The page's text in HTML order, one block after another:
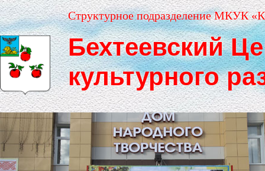
Структурное подразделение МКУК
Бехтеевский
культурного